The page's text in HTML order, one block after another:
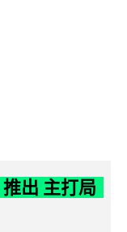
出 主打局